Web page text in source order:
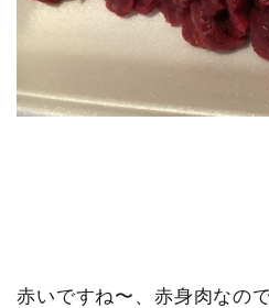
赤いですね〜、赤身肉なの